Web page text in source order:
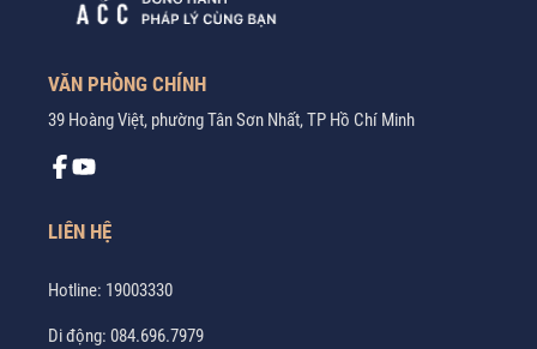
VĂN PHÒNG CHÍNH
39 Hoàng Việt, phường Tân Sơn Nhất, TP Hồ Chí Minh
LIÊN HỆ
Hotline: 19003330
Di động: 084.696.7979